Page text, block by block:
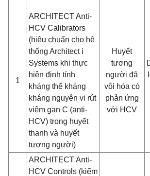
1
ARCHITECT Anti-
HCV Calibrators
(hiệu chuẩn cho hệ
thống Architect i
Systems khi thực
hiện định tính
kháng thể kháng
kháng nguyên vi rút
viêm gan C (anti-
HCV) trong huyết
thanh và huyết
tương người)
Huyết
tương
người đã
vôi hóa có
phản ứng
với HCV
ARCHITECT Anti-
HCV Controls (kiểm